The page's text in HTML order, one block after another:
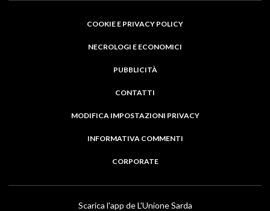
COOKIE E PRIVACY POLICY
NECROLOGI E ECONOMICI
PUBBLICITÀ
CONTATTI
MODIFICA IMPOSTAZIONI PRIVACY
INFORMATIVA COMMENTI
CORPORATE
Scarica l'app de L'Unione Sarda